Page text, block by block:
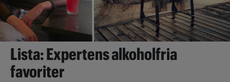
Lista: Expertens alkoholfria
favoriter